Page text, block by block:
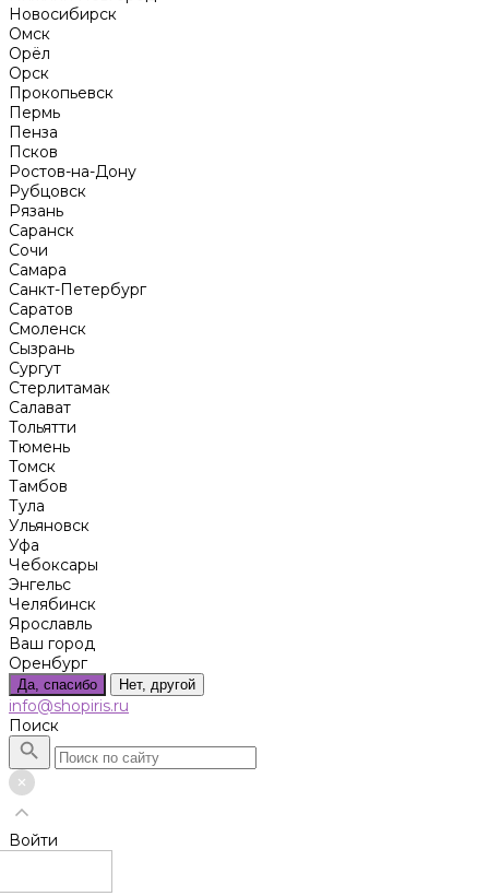
Новосибирск
Омск
Орёл
Орск
Прокопьевск
Пермь
Пенза
Псков
Ростов-на-Дону
Рубцовск
Рязань
Саранск
Сочи
Самара
Санкт-Петербург
Саратов
Смоленск
Сызрань
Сургут
Стерлитамак
Салават
Тольятти
Тюмень
Томск
Тамбов
Тула
Ульяновск
Уфа
Чебоксары
Энгельс
Челябинск
Ярославль
Ваш город
Оренбург
Да, спасибо Нет, другой
info@shopiris.ru
Поиск
Войти